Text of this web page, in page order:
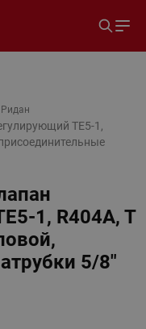
TE5-1,
1, R404A, T
5/8"